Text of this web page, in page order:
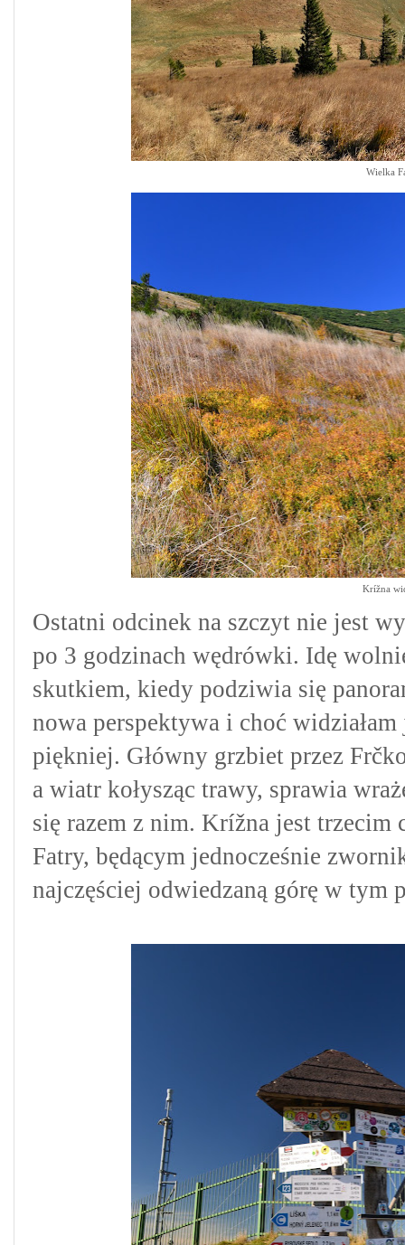
Wielka
Krížna
Ostatni odcinek na szczyt nie jest
po 3 godzinach wędrówki. Idę
skutkiem, kiedy podziwia się
nowa perspektywa i choć
piękniej. Główny grzbiet przez
a wiatr kołysząc trawy, sprawia
się razem z nim. Krížna jest
Fatry, będącym jednocześnie
najczęściej odwiedzaną górę w tym